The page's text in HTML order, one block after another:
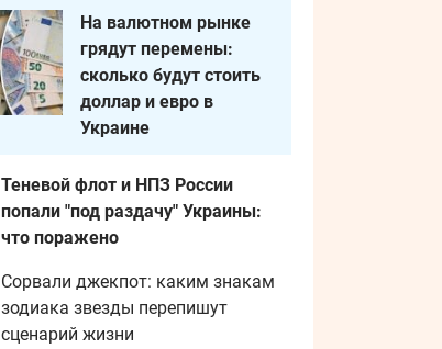
На валютном рынке
грядут перемены:
сколько будут стоить
доллар и евро в
Украине
Теневой флот и НПЗ России
попали "под раздачу" Украины:
что поражено
Сорвали джекпот: каким знакам
зодиака звезды перепишут
сценарий жизни